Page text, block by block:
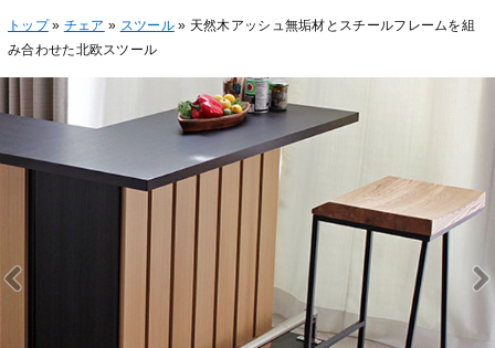
トップ» チェア » スツール» 天然木アッシュ無垢材とスチールフレームを組
み合わせた北欧スツール